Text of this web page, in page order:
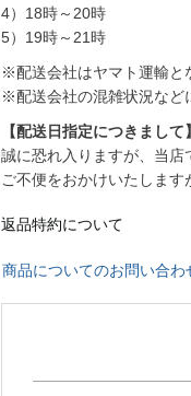
4）18時～20時
5）19時～21時
※配送会社はヤマト運輸と
※配送会社の混雑状況など
【配送日指定につきまして】
誠に恐れ入りますが、当店
ご不便をおかけいたします
返品特約について
商品についてのお問い合わ